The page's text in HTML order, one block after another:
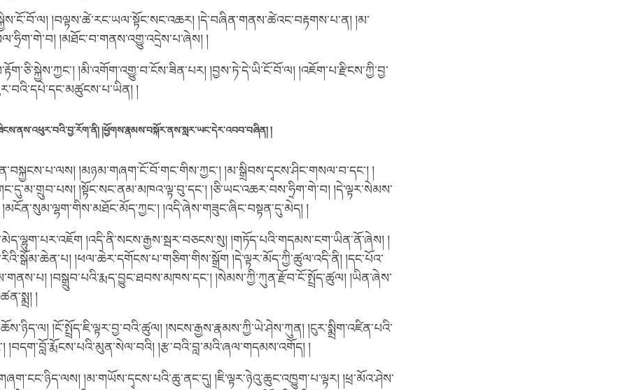
།བལྟས་ཚེ་རང་ཡལ་སྟོང་སང་འཆར། །དེ་བཞིན་གནས་ཚེའང་བརྟགས་པ་ན། །མ་
།མཐོང་བ་གནས་འགྱུ་འདྲེས་པ་ཞེས། །
།མི་འགོག་འགྱུ་བ་ངོས་ཟིན་པར། །བྱས་ཏེ་དེ་ཡི་ངོ་བོ་ལ། །འཇོག་པ་རྫིངས་ཀྱི་བྱ་
།
།ཕྱོགས་རྣམས་བསྐོར་ནས་སླར་ཡང་དེར་འབབ་བཞིན། །
།མཉམ་གཞག་ངོ་བོ་གང་གིས་ཀྱང་། །མ་སྒྲིབས་དྭངས་ཤིང་གསལ་བ་དང་། །
།སྟོང་སང་ནམ་མཁའ་ལྟ་བུ་དང་། །ཅི་ཡང་འཆར་བས་ཧྲིག་གེ་བ། །དེ་ལྟར་སེམས་
།འདི་ཞེས་གཟུང་ཞིང་བསྟན་དུ་མེད། །
།འདི་ནི་སངས་རྒྱས་སྦར་བཅངས་སུ། །གཏོད་པའི་གདམས་ངག་ཡིན་ནོ་ཞེས། །
།ཕལ་ཆེར་དགོངས་པ་གཅིག་གིས་སྒྲོག །དེ་ལྟར་མོད་ཀྱི་ཚུལ་འདི་ནི། །དང་པོའ་
།བསྒྲུབ་པའི་རྨད་བྱུང་ཐབས་མཁས་དང་། །སེམས་ཀྱི་ཀུན་རྫོབ་ངོ་སྤྲོད་ཚུལ། །ཡིན་ཞེས་
།
།ངོ་སྤྲོད་ཇི་ལྟར་བྱ་བའི་ཚུལ། །སངས་རྒྱས་རྣམས་ཀྱི་ཡེ་ཤེས་ཀུན། །ངུར་སྨྲིག་འཛིན་པའི་
།བདག་བློ་རྨོངས་པའི་མུན་སེལ་བའི། །རྩ་བའི་བླ་མའི་ཞལ་གདམས་འགོད། །
།མ་གཡོས་དྭངས་པའི་ཆུ་ནང་དུ། །ཇི་ལྟར་ཉེའུ་ཆུང་འཁྱུག་པ་ལྟར། །ཕྲ་མོའ་ཤེས་